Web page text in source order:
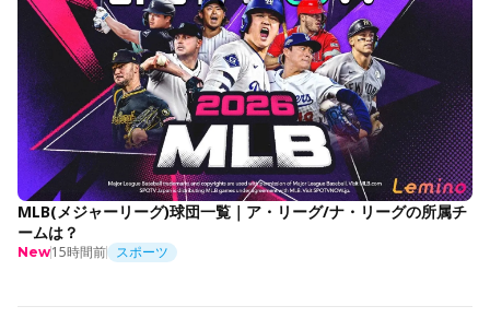
MLB(メジャーリーグ)球団一覧｜ア・リーグ/ナ・リーグの所属チ
ームは？
New15時間前 スポーツ